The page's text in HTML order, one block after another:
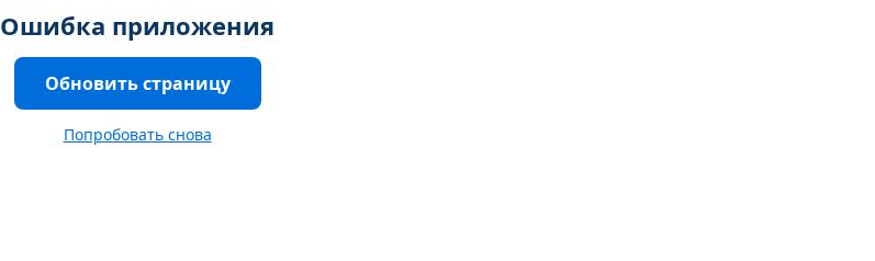
Ошибка приложения
Обновить страницу
Попробовать снова